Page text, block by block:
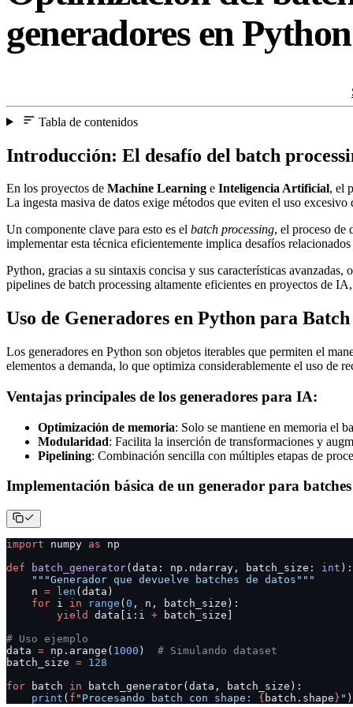
generadores en Python
Tabla de contenidos
Introducción: El desafío del batch
En los proyectos de Machine Learning e Inteligencia Artificial, el
La ingesta masiva de datos exige métodos que eviten el uso
Un componente clave para esto es el batch processing, el proceso de
implementar esta técnica eficientemente implica desafíos
Python, gracias a su sintaxis concisa y sus características
pipelines de batch processing altamente eficientes en proyectos de
Uso de Generadores en Python para
Los generadores en Python son objetos iterables que permiten el
elementos a demanda, lo que optimiza considerablemente el uso de
Ventajas principales de los generadores para IA:
Optimización de memoria: Solo se mantiene en memoria el
Modularidad: Facilita la inserción de transformaciones y
Pipelining: Combinación sencilla con múltiples etapas de
Implementación básica de un generador para batches
import numpy as np
def batch_generator(data: np.ndarray, batch_size: int ):
    """Generador que devuelve batches de datos"""
    n
= len (data)
    for
i in range ( 0 , n, batch_size):
        yield
data[i:i + batch_size]
# Uso ejemplo
data = np.arange( 1000 ) # Simulando dataset
batch_size = 128
for batch in batch_generator(data, batch_size):
    print
( f "Procesando batch con shape: { batch.shape } " )